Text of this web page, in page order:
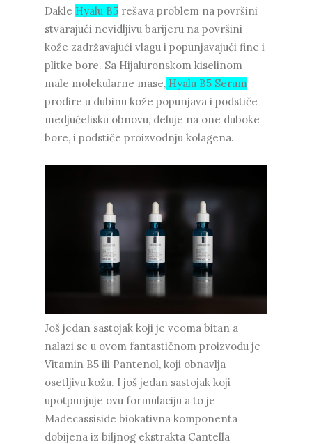
Dakle Hyalu B5 rešava problem na površini
stvarajući nevidljivu barijeru na površini
kože zadržavajući vlagu i popunjavajući fine i
plitke bore. Sa Hijaluronskom kiselinom
male molekularne mase, Hyalu B5 Serum
prodire u dubinu kože popunjava i podstiče
medjućelisku obnovu, deluje na one duboke
bore, i podstiče proizvodnju kolagena.
Još jedan sastojak koji je veoma bitan a
nalazi se u ovom fantastičnom proizvodu je
Vitamin B5 ili Pantenol, koji obnavlja
osetljivu kožu. I još jedan sastojak koji
upotpunjuje ovu formulaciju a to je
Madecassiside biokativna komponenta
dobijena iz biljnog ekstrakta Cantella